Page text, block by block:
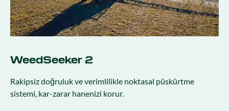
WeedSeeker 2
Rakipsiz doğruluk ve verimlilikle noktasal püskürtme
sistemi, kar-zarar hanenizi korur.